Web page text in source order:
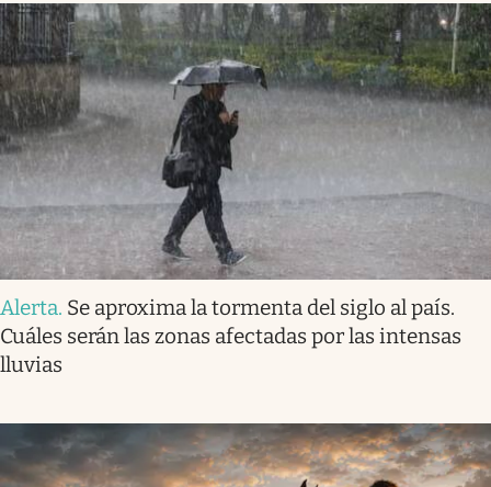
Alerta. Se aproxima la tormenta del siglo al país.
Cuáles serán las zonas afectadas por las intensas
lluvias